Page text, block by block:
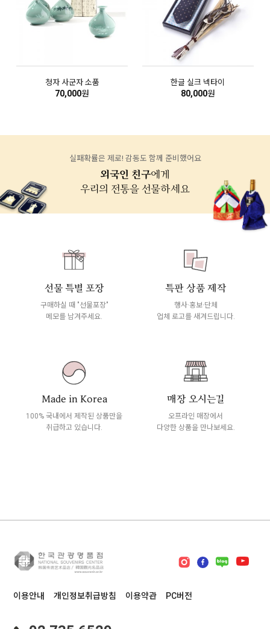
청자 사군자 소품
70,000원
한글 실크 넥타이
80,000원
실패확률은 제로! 감동도 함께 준비했어요
외국인 친구에게
우리의 전통을 선물하세요
선물 특별 포장
구매하실 때 "선물포장"
메모를 남겨주세요.
특판 상품 제작
행사·홍보·단체
업체 로고를 새겨드립니다.
Made in Korea
100% 국내에서 제작된 상품만을
취급하고 있습니다.
매장 오시는길
오프라인 매장에서
다양한 상품을 만나보세요.
이용안내 개인정보취급방침 이용약관 PC버전